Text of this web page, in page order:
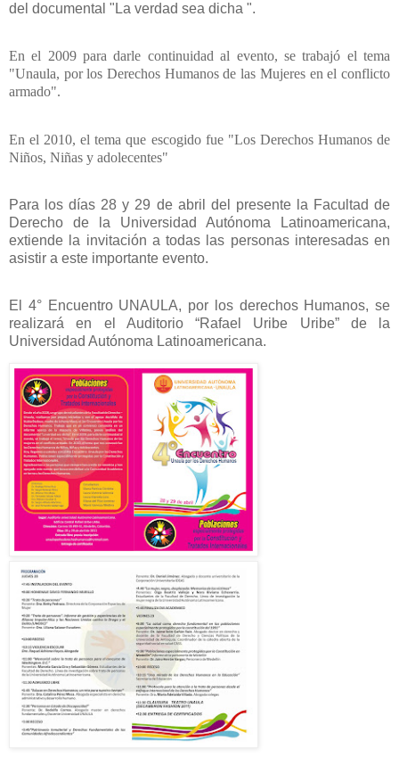
del documental "La verdad sea dicha ".
En el 2009 para darle continuidad al evento, se trabajó el tema
"Unaula, por los Derechos Humanos de las Mujeres en el conflicto
armado".
En el 2010, el tema que escogido fue "Los Derechos Humanos de
Niños, Niñas y adolecentes"
Para los días 28 y 29 de abril del presente la Facultad de
Derecho de la Universidad Autónoma Latinoamericana,
extiende la invitación a todas las personas interesadas en
asistir a este importante evento.
El 4° Encuentro UNAULA, por los derechos Humanos, se
realizará en el Auditorio “Rafael Uribe Uribe” de la
Universidad Autónoma Latinoamericana.